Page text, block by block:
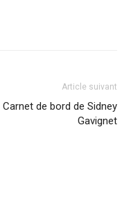
Article suivant
Carnet de bord de Sidney
Gavignet